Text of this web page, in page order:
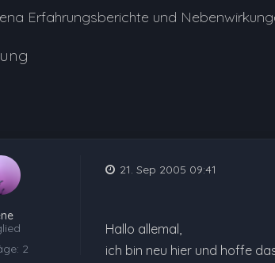
Erfahrungsberichte und
2
21. Sep 2005 09:41
Hallo allemal,
ich bin neu hier und hoffe